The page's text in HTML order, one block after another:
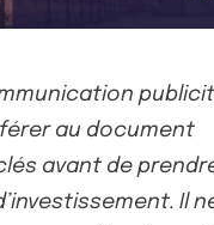
au document
avant de
Il